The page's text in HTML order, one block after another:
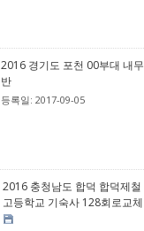
2016 경기도 포천 00부대 내무
반
등록일: 2017-09-05
2016 충청남도 합덕 합덕제철
고등학교 기숙사 128회로교체